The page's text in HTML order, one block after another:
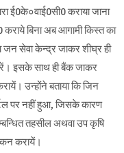
ई0के०वाई0सी0 कराया जाना
कराये बिना अब आगामी किस्त का
जन सेवा केन्द्र जाकर शीघ्र ही
इसके साथ ही बैंक जाकर
उन्होंने बताया कि जिन
पर नहीं हुआ, जिसके कारण
तहसील अथवा उप कृषि
करायें।